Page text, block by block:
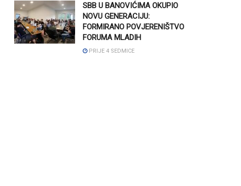
SBB U BANOVIĆIMA OKUPIO
NOVU GENERACIJU:
FORMIRANO POVJERENIŠTVO
FORUMA MLADIH
PRIJE 4 SEDMICE